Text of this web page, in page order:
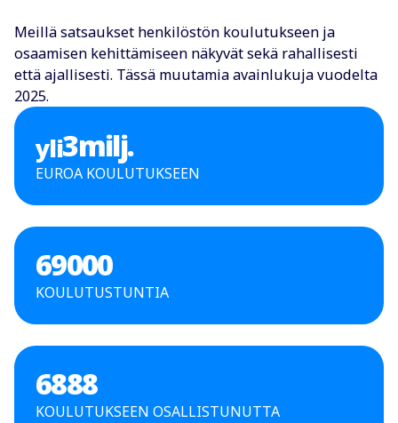
Meillä satsaukset henkilöstön koulutukseen ja
osaamisen kehittämiseen näkyvät sekä rahallisesti
että ajallisesti. Tässä muutamia avainlukuja vuodelta
2025.
yli3milj.
EUROA KOULUTUKSEEN
69000
KOULUTUSTUNTIA
6888
KOULUTUKSEEN OSALLISTUNUTTA